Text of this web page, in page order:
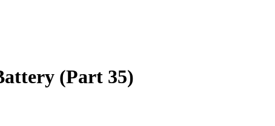
(Part 35)